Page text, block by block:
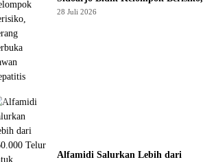
Perang Terbuka Lawan Hepatitis
28 Juli 2026
Alfamidi Salurkan Lebih dari